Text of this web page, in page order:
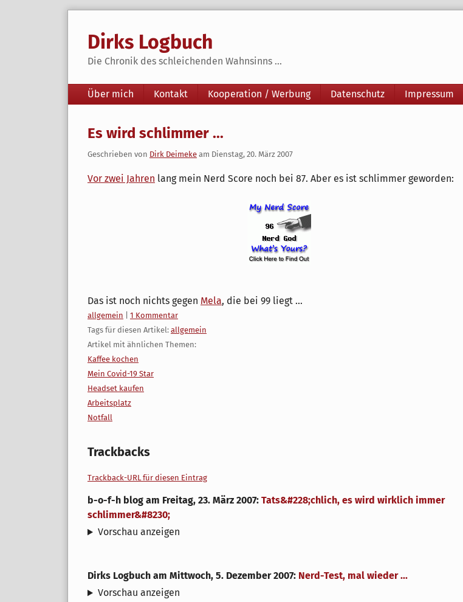
Dirks Logbuch
Die Chronik des schleichenden Wahnsinns ...
Navigation
Über mich Kontakt Kooperation / Werbung Datenschutz Impressum
Es wird schlimmer ...
Geschrieben von Dirk Deimeke am Dienstag, 20. März 2007
Vor zwei Jahren lang mein Nerd Score noch bei 87. Aber es ist schlimmer geworden:
Das ist noch nichts gegen Mela, die bei 99 liegt ...
Kategorien:
allgemein
1 Kommentar
Tags für diesen Artikel: allgemein
Artikel mit ähnlichen Themen:
Kaffee kochen
Mein Covid-19 Star
Headset kaufen
Arbeitsplatz
Notfall
Trackbacks
Trackback-URL für diesen Eintrag
b-o-f-h blog am Freitag, 23. März 2007: Tats&#228;chlich, es wird wirklich immer
schlimmer&#8230;
Vorschau anzeigen
Dirks Logbuch am Mittwoch, 5. Dezember 2007: Nerd-Test, mal wieder ...
Vorschau anzeigen